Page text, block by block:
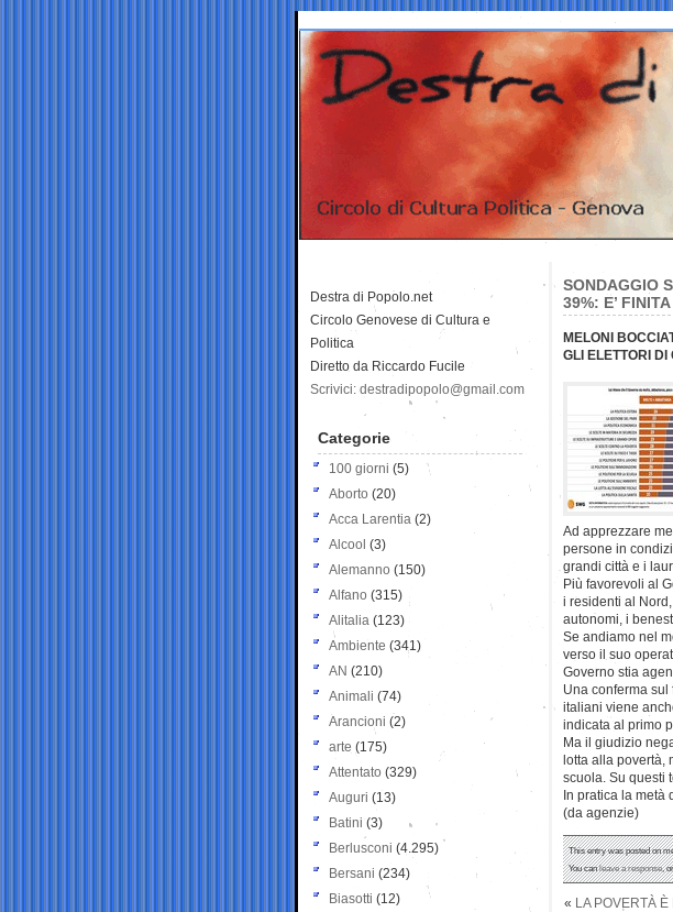
SONDAGGIO
39%: E’
MELONI
GLI ELETTORI
Ad apprezzare
persone in
grandi città e i
Più favorevoli al
i residenti al
autonomi, i
Se andiamo nel
verso il suo
Governo stia
Una conferma
italiani viene
indicata al primo
Ma il giudizio
lotta alla povertà,
scuola. Su questi
In pratica la metà
(da agenzie)
This entry was posted on
You canleave a response,
« LA POVERTÀ
Destra di Popolo.net
Circolo Genovese di Cultura e
Politica
Diretto da Riccardo Fucile
Scrivici: destradipopolo@gmail.com
Categorie
100 giorni (5)
Aborto (20)
Acca Larentia (2)
Alcool (3)
Alemanno (150)
Alfano (315)
Alitalia (123)
Ambiente (341)
AN (210)
Animali (74)
Arancioni (2)
arte (175)
Attentato (329)
Auguri (13)
Batini (3)
Berlusconi (4.295)
Bersani (234)
Biasotti (12)